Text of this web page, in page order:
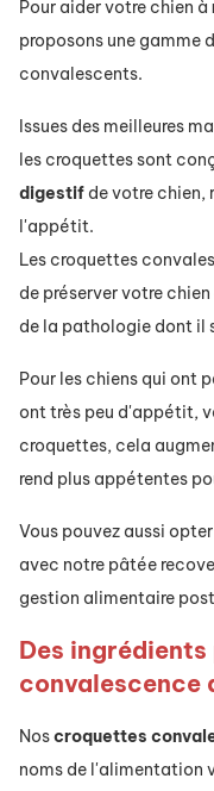
Pour aider votre chien à
proposons une gamme
convalescents.
Issues des meilleures
les croquettes sont
digestif de votre chien,
l'appétit.
Les croquettes
de préserver votre
de la pathologie dont il
Pour les chiens qui ont
ont très peu d'appétit,
croquettes, cela
rend plus appétentes
Vous pouvez aussi
avec notre pâtée
gestion alimentaire
Des
convalescence
Noscroquettes
noms de l'alimentation